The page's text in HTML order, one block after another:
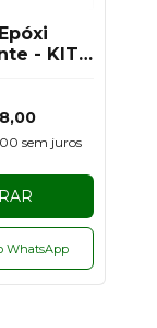
- KIT
sem juros
WhatsApp